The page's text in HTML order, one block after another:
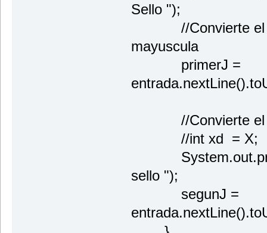
Sello ");
//Convierte el
mayuscula
primerJ =
//Convierte el
//int xd = X;
sello ");
segunJ =